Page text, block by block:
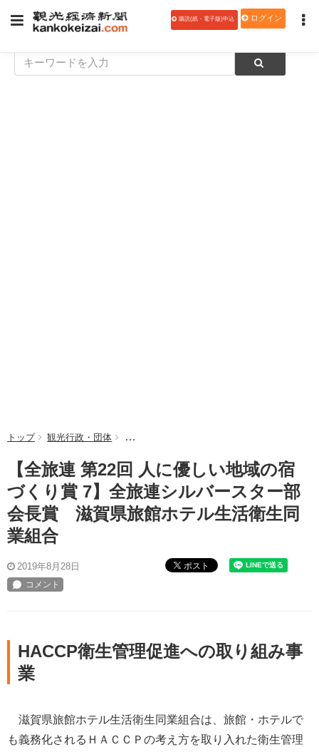
購読(紙・電子版)申込 ログイン
トップ 観光行政・団体 【全旅連 第22回 人に優しい地域の宿づくり
【全旅連 第22回 人に優しい地域の宿
づくり賞 7】全旅連シルバースター部
会長賞 滋賀県旅館ホテル生活衛生同
業組合
2019年8月28日 ポスト
HACCP衛生管理促進への取り組み事
業
滋賀県旅館ホテル生活衛生同業組合は、旅館・ホテルで
も義務化されるＨＡＣＣＰの考え方を取り入れた衛生管理